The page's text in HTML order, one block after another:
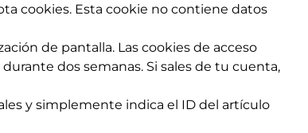
cookies. Esta cookie no contiene datos
de pantalla. Las cookies de acceso
dos semanas. Si sales de tu cuenta,
y simplemente indica el ID del artículo